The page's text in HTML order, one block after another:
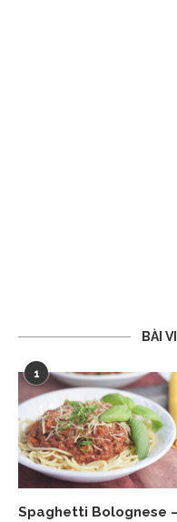
BÀI
1
Spaghetti Bolognese –